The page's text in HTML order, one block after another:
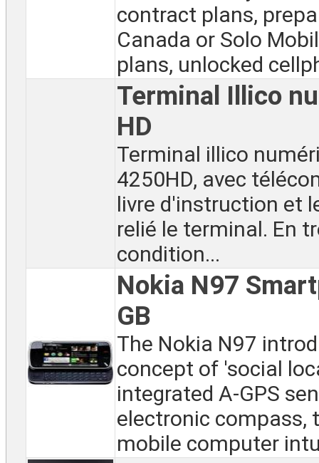
contract plans,
Canada or Solo
plans, unlocked
Terminal Illico
HD
Terminal illico
4250HD, avec
livre d'instruction et
relié le terminal. En
condition...
Nokia N97
GB
The Nokia N97
concept of 'social
integrated A-GPS
electronic compass,
mobile computer